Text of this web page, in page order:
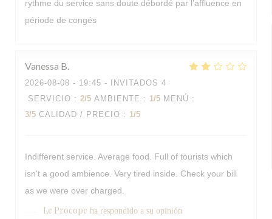
rythme du service sans doute débordé par l’affluence en
période de congés
Vanessa B
2026-08-08 - 19:45 - INVITADOS 4
SERVICIO : 2/5 AMBIENTE : 1/5 MENÚ :
3/5 CALIDAD / PRECIO : 1/5
Indifferent service. Average food. Full of tourists which
isn't a good ambience. Very tired inside. Check your bill
as we were over charged.
Le Procope ha respondido a su opinión